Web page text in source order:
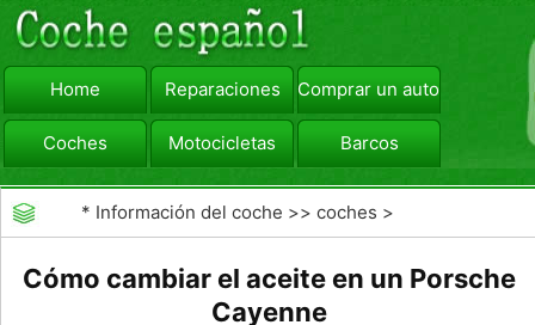
Home Reparaciones Comprar un automóvil
Coches Motocicletas Barcos
viajar Camiones
* Información del coche >>coches >
Cómo cambiar el aceite en un Porsche
Cayenne